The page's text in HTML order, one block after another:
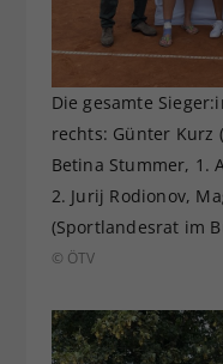
Die gesamte
rechts: Günter Kurz
Betina Stummer, 1.
2. Jurij Rodionov,
(Sportlandesrat im
© ÖTV